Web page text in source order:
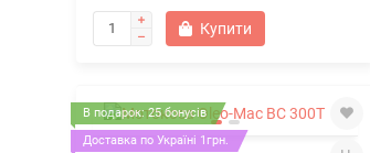
Купити
В подарок: 25 бонусів
Доставка по Україні 1грн.